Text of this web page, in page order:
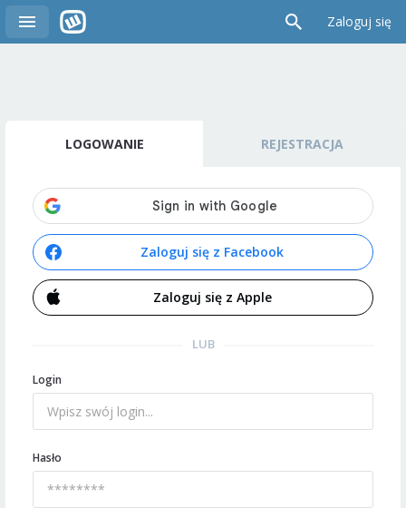
Zaloguj się
LOGOWANIE REJESTRACJA
Zaloguj się z Facebook
Zaloguj się z Apple
LUB
Login
Hasło